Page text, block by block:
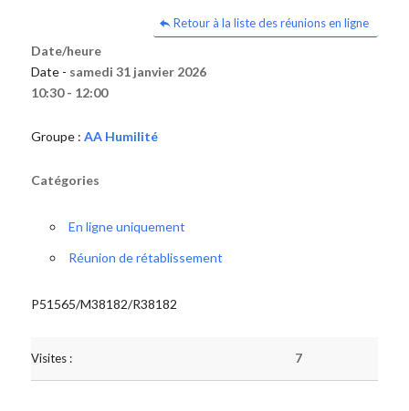
Retour à la liste des réunions en ligne
Date/heure
Date - samedi 31 janvier 2026
10:30 - 12:00
Groupe : AA Humilité
Catégories
En ligne uniquement
Réunion de rétablissement
P51565/M38182/R38182
Visites : 7